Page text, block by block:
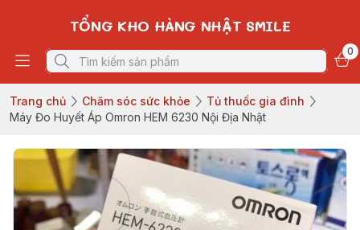
TỔNG KHO HÀNG NHẬT SMILE
0
Trang chủ Chăm sóc sức khỏe
Tủ thuốc gia đình
Máy Đo Huyết Áp Omron HEM 6230 Nội Địa Nhật